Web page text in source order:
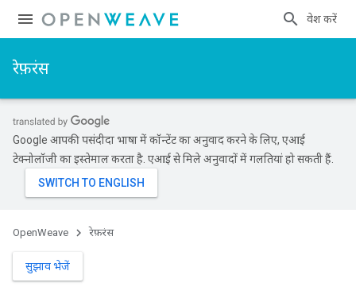
प्रवेश करें
रेफ़रंस
Google आपकी पसंदीदा भाषा में कॉन्टेंट का अनुवाद करने के लिए, एआई
टेक्नोलॉजी का इस्तेमाल करता है. एआई से मिले अनुवादों में गलतियां हो सकती हैं.
OpenWeave रेफ़रंस
सुझाव भेजें